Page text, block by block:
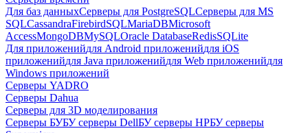
Для баз данныхСерверы для PostgreSQLСерверы для MS
SQLCassandraFirebirdSQLMariaDBMicrosoft
AccessMongoDBMySQLOracle DatabaseRedisSQLite
Для приложенийдля Android приложенийдля iOS
приложенийдля Java приложенийдля Web приложенийдля
Windows приложений
Серверы YADRO
Серверы Dahua
Серверы для 3D моделирования
Серверы БУБУ серверы DellБУ серверы HPБУ серверы